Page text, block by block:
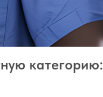
категорию: